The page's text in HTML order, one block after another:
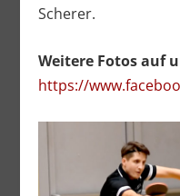
Scherer.
Weitere Fotos auf
https://